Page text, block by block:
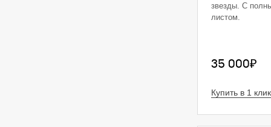
звезды. С
листом.
35 000₽
Купить в 1 клик